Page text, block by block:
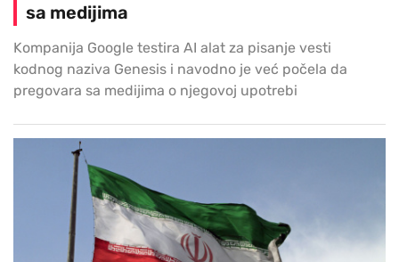
sa medijima
Kompanija Google testira AI alat za pisanje vesti
kodnog naziva Genesis i navodno je već počela da
pregovara sa medijima o njegovoj upotrebi